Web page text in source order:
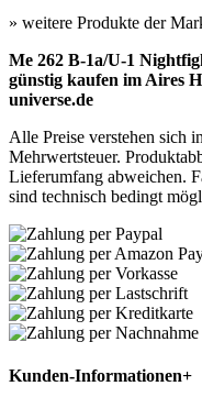
» weitere Produkte der
Me 262 B-1a/U-1
günstig kaufen im Aires
universe.de
Alle Preise verstehen sich
Mehrwertsteuer.
Lieferumfang abweichen.
sind technisch bedingt
Kunden-Informationen+